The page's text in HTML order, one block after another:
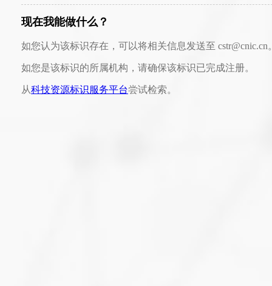
现在我能做什么？
如您认为该标识存在，可以将相关信息发送至 cstr@cnic.cn
如您是该标识的所属机构，请确保该标识已完成注册。
从科技资源标识服务平台尝试检索。